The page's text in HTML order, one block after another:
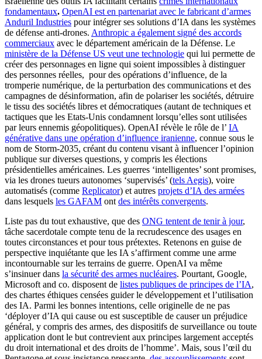
fondamentaux. OpenAI est en partenariat avec le fabricant d’armes
Anduril Industries pour intégrer ses solutions d’IA dans les systèmes
de défense anti-drones. Anthropic a également signé des accords
commerciaux avec le département américain de la Défense. Le
ministère de la Défense US veut une technologie qui lui permette de
créer des personnages en ligne qui soient impossibles à distinguer
des personnes réelles, pour des opérations d’influence, de la
tromperie numérique, de la perturbation des communications et des
campagnes de désinformation, afin de polariser les sociétés, détruire
le tissu des sociétés libres et démocratiques (autant de techniques et
tactiques que les Etats-Unis condamnent lorsqu’elles sont utilisées
par leurs ennemis géopolitiques). OpenAI révèle le rôle de l’ IA
générative dans une opération d’influence iranienne, connue sous le
nom de Storm-2035, créant du contenu visant à influencer l’opinion
publique sur diverses questions, y compris les élections
présidentielles américaines. Les guerres ‘intelligentes’ sont promises,
via les drones tueurs autonomes ‘supervisés’ (tels Aegis), voire
automatisés (comme Replicator) et autres projets d’IA des armées
dans lesquels les GAFAM ontdes intérêts convergents.
Liste pas du tout exhaustive, que des ONG tentent de tenir à jour,
tâche sacerdotale compte tenu de la recrudescence des usages en
toutes circonstances et pour tous prétextes. Retenons en guise de
perspective inquiétante que les IA s’affirment comme une arme
incontournable sur les terrains de guerre. OpenAI va même
s’insinuer dans la sécurité des armes nucléaires. Pourtant, Google,
Microsoft and co. disposent de listes publiques de principes de l’IA,
des chartes éthiques censées guider le développement et l’utilisation
des IA. Parmi les bonnes intentions, celle originelle de ne pas
‘déployer d’IA qui cause ou est susceptible de causer un préjudice
général, y compris des armes, des dispositifs de surveillance ou toute
application dont le but contrevient aux principes largement acceptés
du droit international et des droits de l’homme’. Mais, sous l’œil du